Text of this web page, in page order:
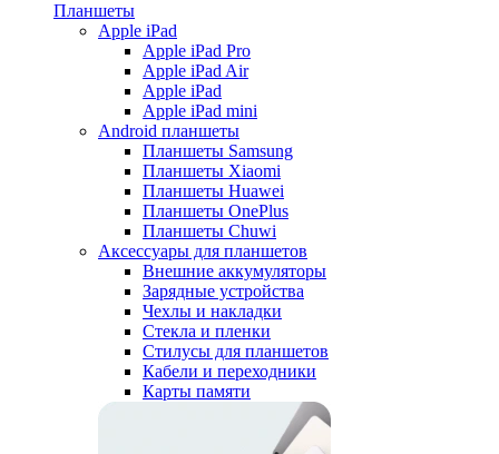
Планшеты
Apple iPad
Apple iPad Pro
Apple iPad Air
Apple iPad
Apple iPad mini
Android планшеты
Планшеты Samsung
Планшеты Xiaomi
Планшеты Huawei
Планшеты OnePlus
Планшеты Chuwi
Аксессуары для планшетов
Внешние аккумуляторы
Зарядные устройства
Чехлы и накладки
Стекла и пленки
Стилусы для планшетов
Кабели и переходники
Карты памяти